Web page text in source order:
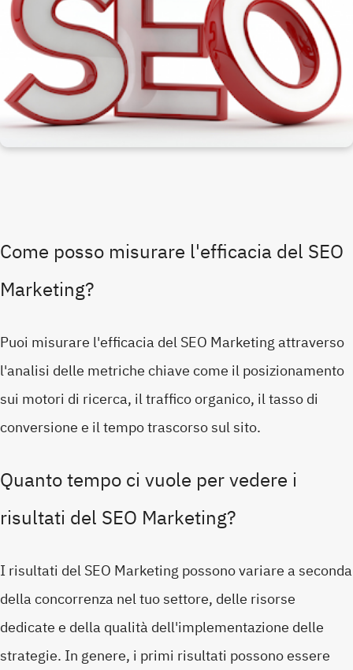
Come posso misurare l'efficacia del SEO
Marketing?
Puoi misurare l'efficacia del SEO Marketing attraverso
l'analisi delle metriche chiave come il posizionamento
sui motori di ricerca, il traffico organico, il tasso di
conversione e il tempo trascorso sul sito.
Quanto tempo ci vuole per vedere i
risultati del SEO Marketing?
I risultati del SEO Marketing possono variare a seconda
della concorrenza nel tuo settore, delle risorse
dedicate e della qualità dell'implementazione delle
strategie. In genere, i primi risultati possono essere